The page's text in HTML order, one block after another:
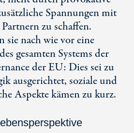
Spannungen mit
zu schaffen.
nach wie vor eine
gesamten Systems der
der EU: Dies sei zu
ausgerichtet, soziale und
Aspekte kämen zu kurz.